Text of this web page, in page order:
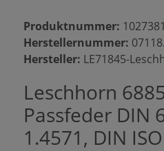
Produktnummer:
Herstellernummer:
Hersteller: LE71845-
Leschhorn
Passfeder DIN
1.4571, DIN